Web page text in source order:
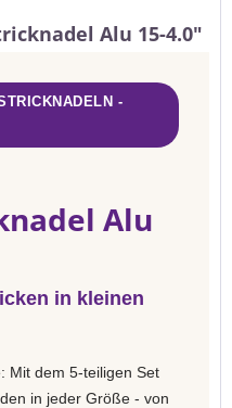
Alu 15-4.0"
-
Alu
in kleinen
Mit dem 5-teiligen Set
in jeder Größe - von